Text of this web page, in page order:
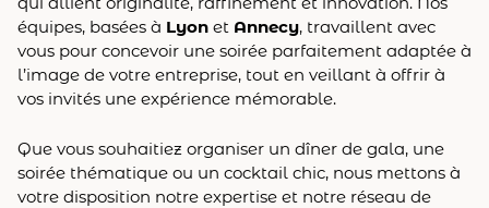
équipes, basées à Lyon et Annecy, travaillent avec
vous pour concevoir une soirée parfaitement adaptée à
l’image de votre entreprise, tout en veillant à offrir à
vos invités une expérience mémorable.
Que vous souhaitiez organiser un dîner de gala, une
soirée thématique ou un cocktail chic, nous mettons à
votre disposition notre expertise et notre réseau de